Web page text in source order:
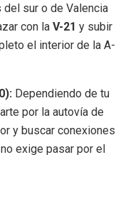
del sur o de Valencia
con laV-21 y subir
el interior de la A-
Dependiendo de tu
por la autovía de
y buscar conexiones
exige pasar por el